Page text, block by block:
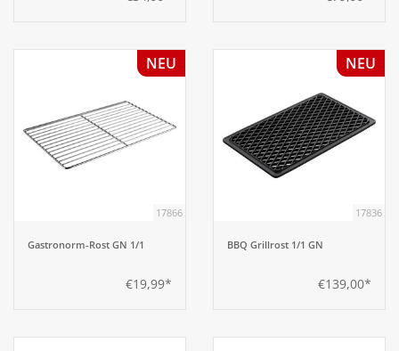
Küchenmöbel
NEU
17866
Gastronorm-Rost GN 1/1
€19,99*
NEU
17836
BBQ Grillrost 1/1 GN
€139,00*